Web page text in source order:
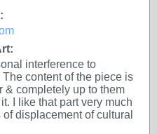
interference to
content of the piece is
& completely up to them
I like that part very much
displacement of cultural